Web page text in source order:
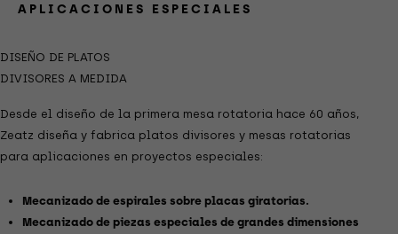
APLICACIONES ESPECIALES
DISEÑO DE PLATOS
DIVISORES A MEDIDA
Desde el diseño de la primera mesa rotatoria hace 60 años,
Zeatz diseña y fabrica platos divisores y mesas rotatorias
para aplicaciones en proyectos especiales:
Mecanizado de espirales sobre placas giratorias.
Mecanizado de piezas especiales de grandes dimensiones